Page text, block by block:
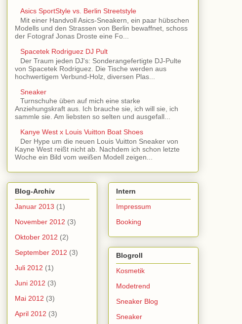
Asics SportStyle vs. Berlin Streetstyle
Mit einer Handvoll Asics-Sneakern, ein paar hübschen
Modells und den Strassen von Berlin bewaffnet, schoss
der Fotograf Jonas Droste eine Fo...
Spacetek Rodriguez DJ Pult
Der Traum jeden DJ's: Sonderangefertigte DJ-Pulte
von Spacetek Rodriguez. Die Tische werden aus
hochwertigem Verbund-Holz, diversen Plas...
Sneaker
Turnschuhe üben auf mich eine starke
Anziehungskraft aus. Ich brauche sie, ich will sie, ich
sammle sie. Am liebsten so selten und ausgefall...
Kanye West x Louis Vuitton Boat Shoes
Der Hype um die neuen Louis Vuitton Sneaker von
Kayne West reißt nicht ab. Nachdem ich schon letzte
Woche ein Bild vom weißen Modell zeigen...
Blog-Archiv
Januar 2013 (1)
November 2012 (3)
Oktober 2012 (2)
September 2012 (3)
Juli 2012 (1)
Juni 2012 (3)
Mai 2012 (3)
April 2012 (3)
Intern
Impressum
Booking
Blogroll
Kosmetik
Modetrend
Sneaker Blog
Sneaker